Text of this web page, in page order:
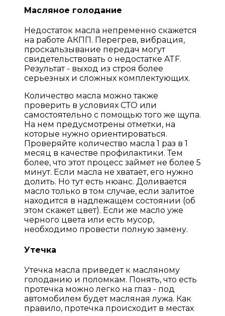
Масляное голодание
Недостаток масла непременно скажется
на работе АКПП. Перегрев, вибрация,
проскальзывание передач могут
свидетельствовать о недостатке ATF.
Результат - выход из строя более
серьезных и сложных комплектующих.
Количество масла можно также
проверить в условиях СТО или
самостоятельно с помощью того же щупа.
На нем предусмотрены отметки, на
которые нужно ориентироваться.
Проверяйте количество масла 1 раз в 1
месяц в качестве профилактики. Тем
более, что этот процесс займет не более 5
минут. Если масла не хватает, его нужно
долить. Но тут есть нюанс. Доливается
масло только в том случае, если залитое
находится в надлежащем состоянии (об
этом скажет цвет). Если же масло уже
черного цвета или есть мусор,
необходимо провести полную замену.
Утечка
Утечка масла приведет к масляному
голоданию и поломкам. Понять, что есть
протечка можно легко на глаз - под
автомобилем будет масляная лужа. Как
правило, протечка происходит в местах